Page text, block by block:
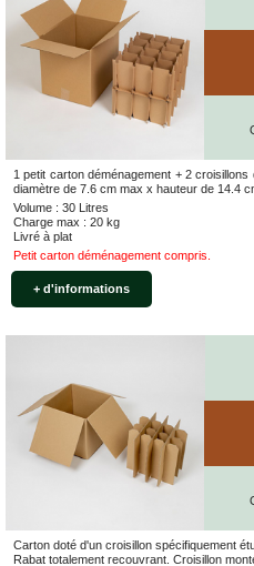
VENTES
EN
GROS
PIÈCES
CHAMBRE
CUISINE
SALON
SALLE
DE
GARAGE
CONTACT
1 petit carton déménagement + 2
diamètre de 7.6 cm max x hauteur de 14.4
Volume : 30 Litres
Charge max : 20 kg
Livré à plat
Petit carton déménagement compris.
+ d'informations
Carton doté d'un croisillon spécifiquement
Rabat totalement recouvrant. Croisillon